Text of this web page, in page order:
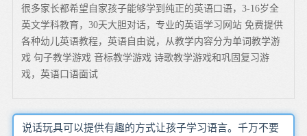
很多家长都希望自家孩子能够学到纯正的英语口语，3-16岁全
英文学科教育，30天大胆对话，专业的英语学习网站 免费提供
各种幼儿英语教程，英语自由说，从教学内容分为单词教学游
戏 句子教学游戏 音标教学游戏 诗歌教学游戏和巩固复习游
戏，英语口语面试
说话玩具可以提供有趣的方式让孩子学习语言。千万不要